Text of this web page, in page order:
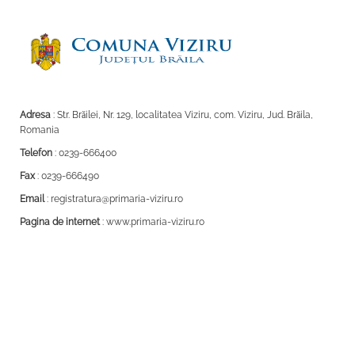
Adresa : Str. Brăilei, Nr. 129, localitatea Viziru, com. Viziru, Jud. Brăila,
Romania
Telefon : 0239-666400
Fax: 0239-666490
Email: registratura@primaria-viziru.ro
Pagina de internet: www.primaria-viziru.ro